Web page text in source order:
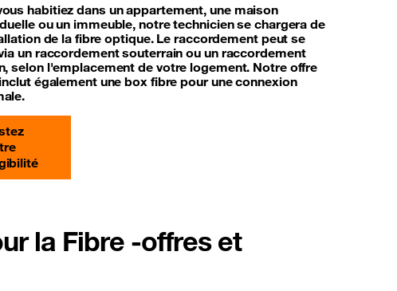
habitiez dans un appartement, une maison
ou un immeuble, notre technicien se chargera de
de la fibre optique. Le raccordement peut se
un raccordement souterrain ou un raccordement
selon l'emplacement de votre logement. Notre offre
également une box fibre pour une connexion
la Fibre -offres et